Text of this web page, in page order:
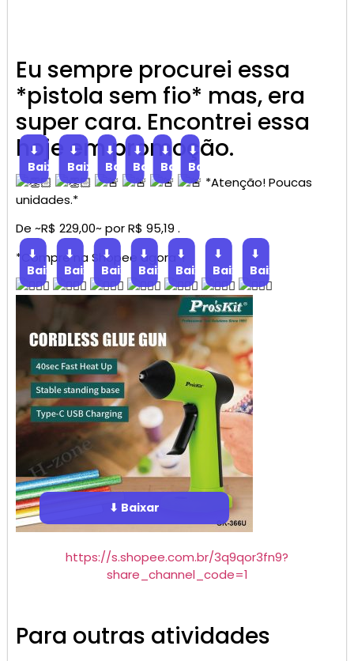
Eu sempre procurei essa
*pistola sem fio* mas, era
super cara. Encontrei essa
hoje em promoção.
⬇
Baixar
⬇
Baixar
⬇
Baixar
⬇
Baixar
⬇
Baixar
⬇
Baixar
*Atenção! Poucas
unidades.*
De ~R$ 229,00~ por R$ 95,19 .
*Compre na Shopee agora*!
⬇
Baixar
⬇
Baixar
⬇
Baixar
⬇
Baixar
⬇
Baixar
⬇
Baixar
⬇
Baixar
⬇ Baixar
https://s.shopee.com.br/3q9qor3fn9?
share_channel_code=1
Para outras atividades